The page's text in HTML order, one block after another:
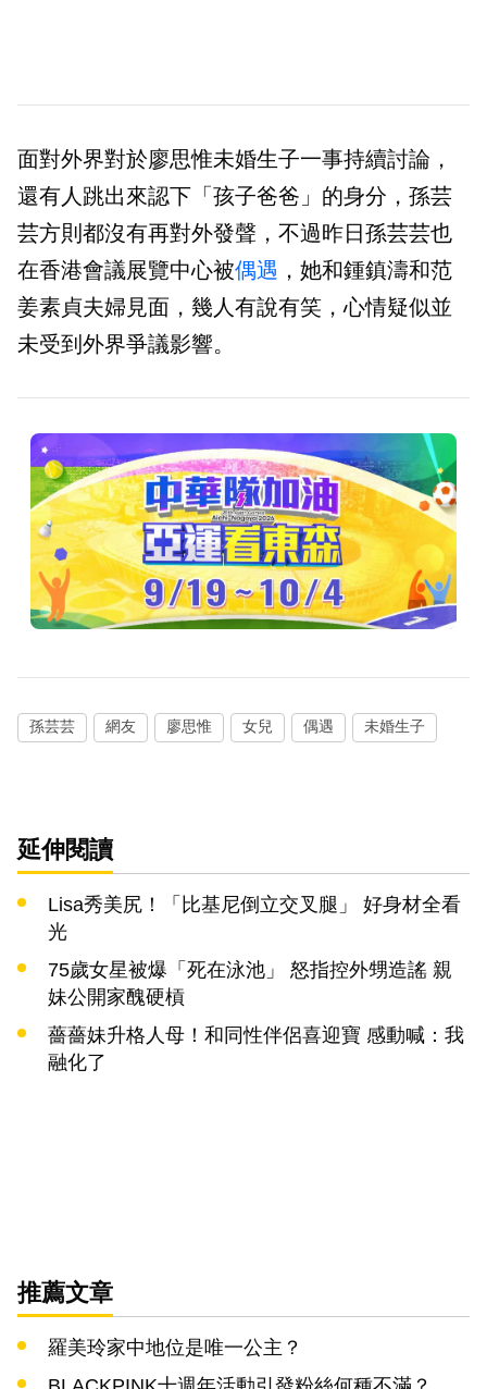
面對外界對於廖思惟未婚生子一事持續討論，
還有人跳出來認下「孩子爸爸」的身分，孫芸
芸方則都沒有再對外發聲，不過昨日孫芸芸也
在香港會議展覽中心被偶遇 ，她和鍾鎮濤和范
姜素貞夫婦見面，幾人有說有笑，心情疑似並
未受到外界爭議影響。
孫芸芸 網友 廖思惟 女兒 偶遇 未婚生子
延伸閱讀
Lisa秀美尻！「比基尼倒立交叉腿」 好身材全看
光
75歲女星被爆「死在泳池」 怒指控外甥造謠 親
妹公開家醜硬槓
薔薔妹升格人母！和同性伴侶喜迎寶 感動喊：我
融化了
推薦文章
羅美玲家中地位是唯一公主？